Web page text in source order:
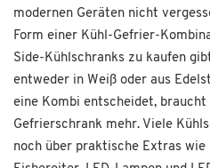
modernen Geräten nicht
Form einer Kühl-Gefrier-
Side-Kühlschranks zu kaufen
entweder in Weiß oder aus
eine Kombi entscheidet,
Gefrierschrank mehr. Viele
noch über praktische Extras wie